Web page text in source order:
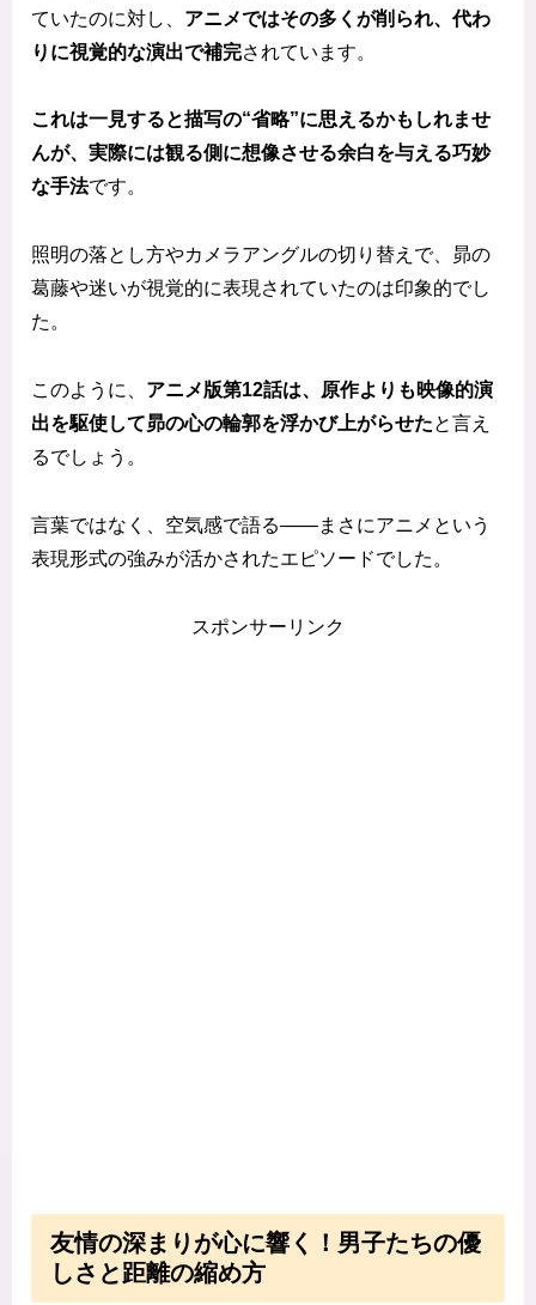
ていたのに対し、 アニメではその多くが削られ、代わ
りに視覚的な演出で補完されています。
これは一見すると描写の“省略”に思えるかもしれませ
んが、実際には観る側に想像させる余白を与える巧妙
な手法です。
照明の落とし方やカメラアングルの切り替えで、昴の
葛藤や迷いが視覚的に表現されていたのは印象的でし
た。
このように、 アニメ版第12話は、原作よりも映像的演
出を駆使して昴の心の輪郭を浮かび上がらせたと言え
るでしょう。
言葉ではなく、空気感で語る——まさにアニメという
表現形式の強みが活かされたエピソードでした。
スポンサーリンク
友情の深まりが心に響く！男子たちの優
しさと距離の縮め方